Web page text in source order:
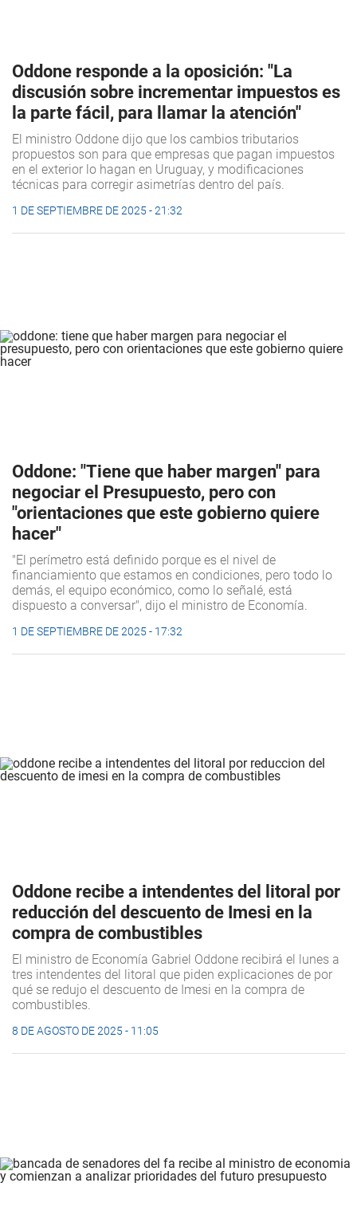
Oddone responde a la oposición: "La
discusión sobre incrementar impuestos es
la parte fácil, para llamar la atención"
El ministro Oddone dijo que los cambios tributarios
propuestos son para que empresas que pagan impuestos
en el exterior lo hagan en Uruguay, y modificaciones
técnicas para corregir asimetrías dentro del país.
1 DE SEPTIEMBRE DE 2025 - 21:32
Oddone: "Tiene que haber margen" para
negociar el Presupuesto, pero con
"orientaciones que este gobierno quiere
hacer"
"El perímetro está definido porque es el nivel de
financiamiento que estamos en condiciones, pero todo lo
demás, el equipo económico, como lo señalé, está
dispuesto a conversar", dijo el ministro de Economía.
1 DE SEPTIEMBRE DE 2025 - 17:32
Oddone recibe a intendentes del litoral por
reducción del descuento de Imesi en la
compra de combustibles
El ministro de Economía Gabriel Oddone recibirá el lunes a
tres intendentes del litoral que piden explicaciones de por
qué se redujo el descuento de Imesi en la compra de
combustibles.
8 DE AGOSTO DE 2025 - 11:05